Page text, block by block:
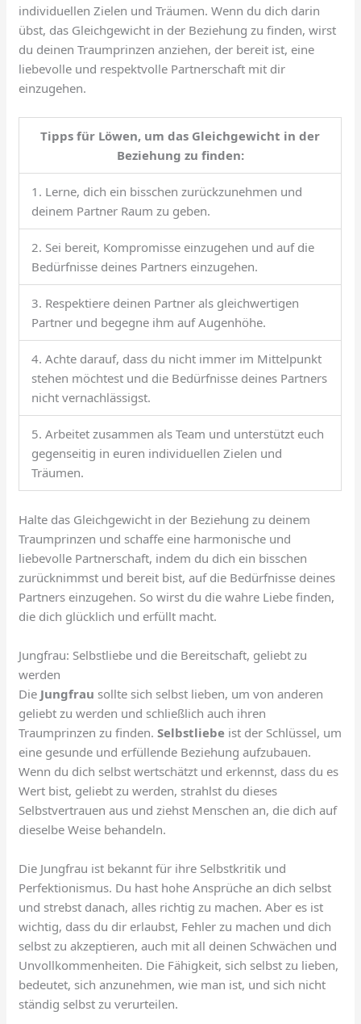
individuellen Zielen und Träumen. Wenn du dich darin
übst, das Gleichgewicht in der Beziehung zu finden, wirst
du deinen Traumprinzen anziehen, der bereit ist, eine
liebevolle und respektvolle Partnerschaft mit dir
einzugehen.
Tipps für Löwen, um das Gleichgewicht in der
Beziehung zu finden:
1. Lerne, dich ein bisschen zurückzunehmen und
deinem Partner Raum zu geben.
2. Sei bereit, Kompromisse einzugehen und auf die
Bedürfnisse deines Partners einzugehen.
3. Respektiere deinen Partner als gleichwertigen
Partner und begegne ihm auf Augenhöhe.
4. Achte darauf, dass du nicht immer im Mittelpunkt
stehen möchtest und die Bedürfnisse deines Partners
nicht vernachlässigst.
5. Arbeitet zusammen als Team und unterstützt euch
gegenseitig in euren individuellen Zielen und
Träumen.
Halte das Gleichgewicht in der Beziehung zu deinem
Traumprinzen und schaffe eine harmonische und
liebevolle Partnerschaft, indem du dich ein bisschen
zurücknimmst und bereit bist, auf die Bedürfnisse deines
Partners einzugehen. So wirst du die wahre Liebe finden,
die dich glücklich und erfüllt macht.
Jungfrau: Selbstliebe und die Bereitschaft, geliebt zu
werden
Die Jungfrau sollte sich selbst lieben, um von anderen
geliebt zu werden und schließlich auch ihren
Traumprinzen zu finden.Selbstliebe ist der Schlüssel, um
eine gesunde und erfüllende Beziehung aufzubauen.
Wenn du dich selbst wertschätzt und erkennst, dass du es
Wert bist, geliebt zu werden, strahlst du dieses
Selbstvertrauen aus und ziehst Menschen an, die dich auf
dieselbe Weise behandeln.
Die Jungfrau ist bekannt für ihre Selbstkritik und
Perfektionismus. Du hast hohe Ansprüche an dich selbst
und strebst danach, alles richtig zu machen. Aber es ist
wichtig, dass du dir erlaubst, Fehler zu machen und dich
selbst zu akzeptieren, auch mit all deinen Schwächen und
Unvollkommenheiten. Die Fähigkeit, sich selbst zu lieben,
bedeutet, sich anzunehmen, wie man ist, und sich nicht
ständig selbst zu verurteilen.